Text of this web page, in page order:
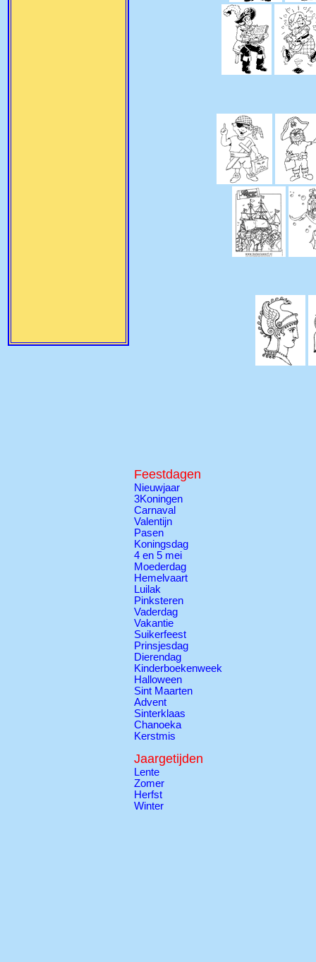
Feestdagen
Nieuwjaar
3Koningen
Carnaval
Valentijn
Pasen
Koningsdag
4 en 5 mei
Moederdag
Hemelvaart
Luilak
Pinksteren
Vaderdag
Vakantie
Suikerfeest
Prinsjesdag
Dierendag
Kinderboekenweek
Halloween
Sint Maarten
Advent
Sinterklaas
Chanoeka
Kerstmis
Jaargetijden
Lente
Zomer
Herfst
Winter